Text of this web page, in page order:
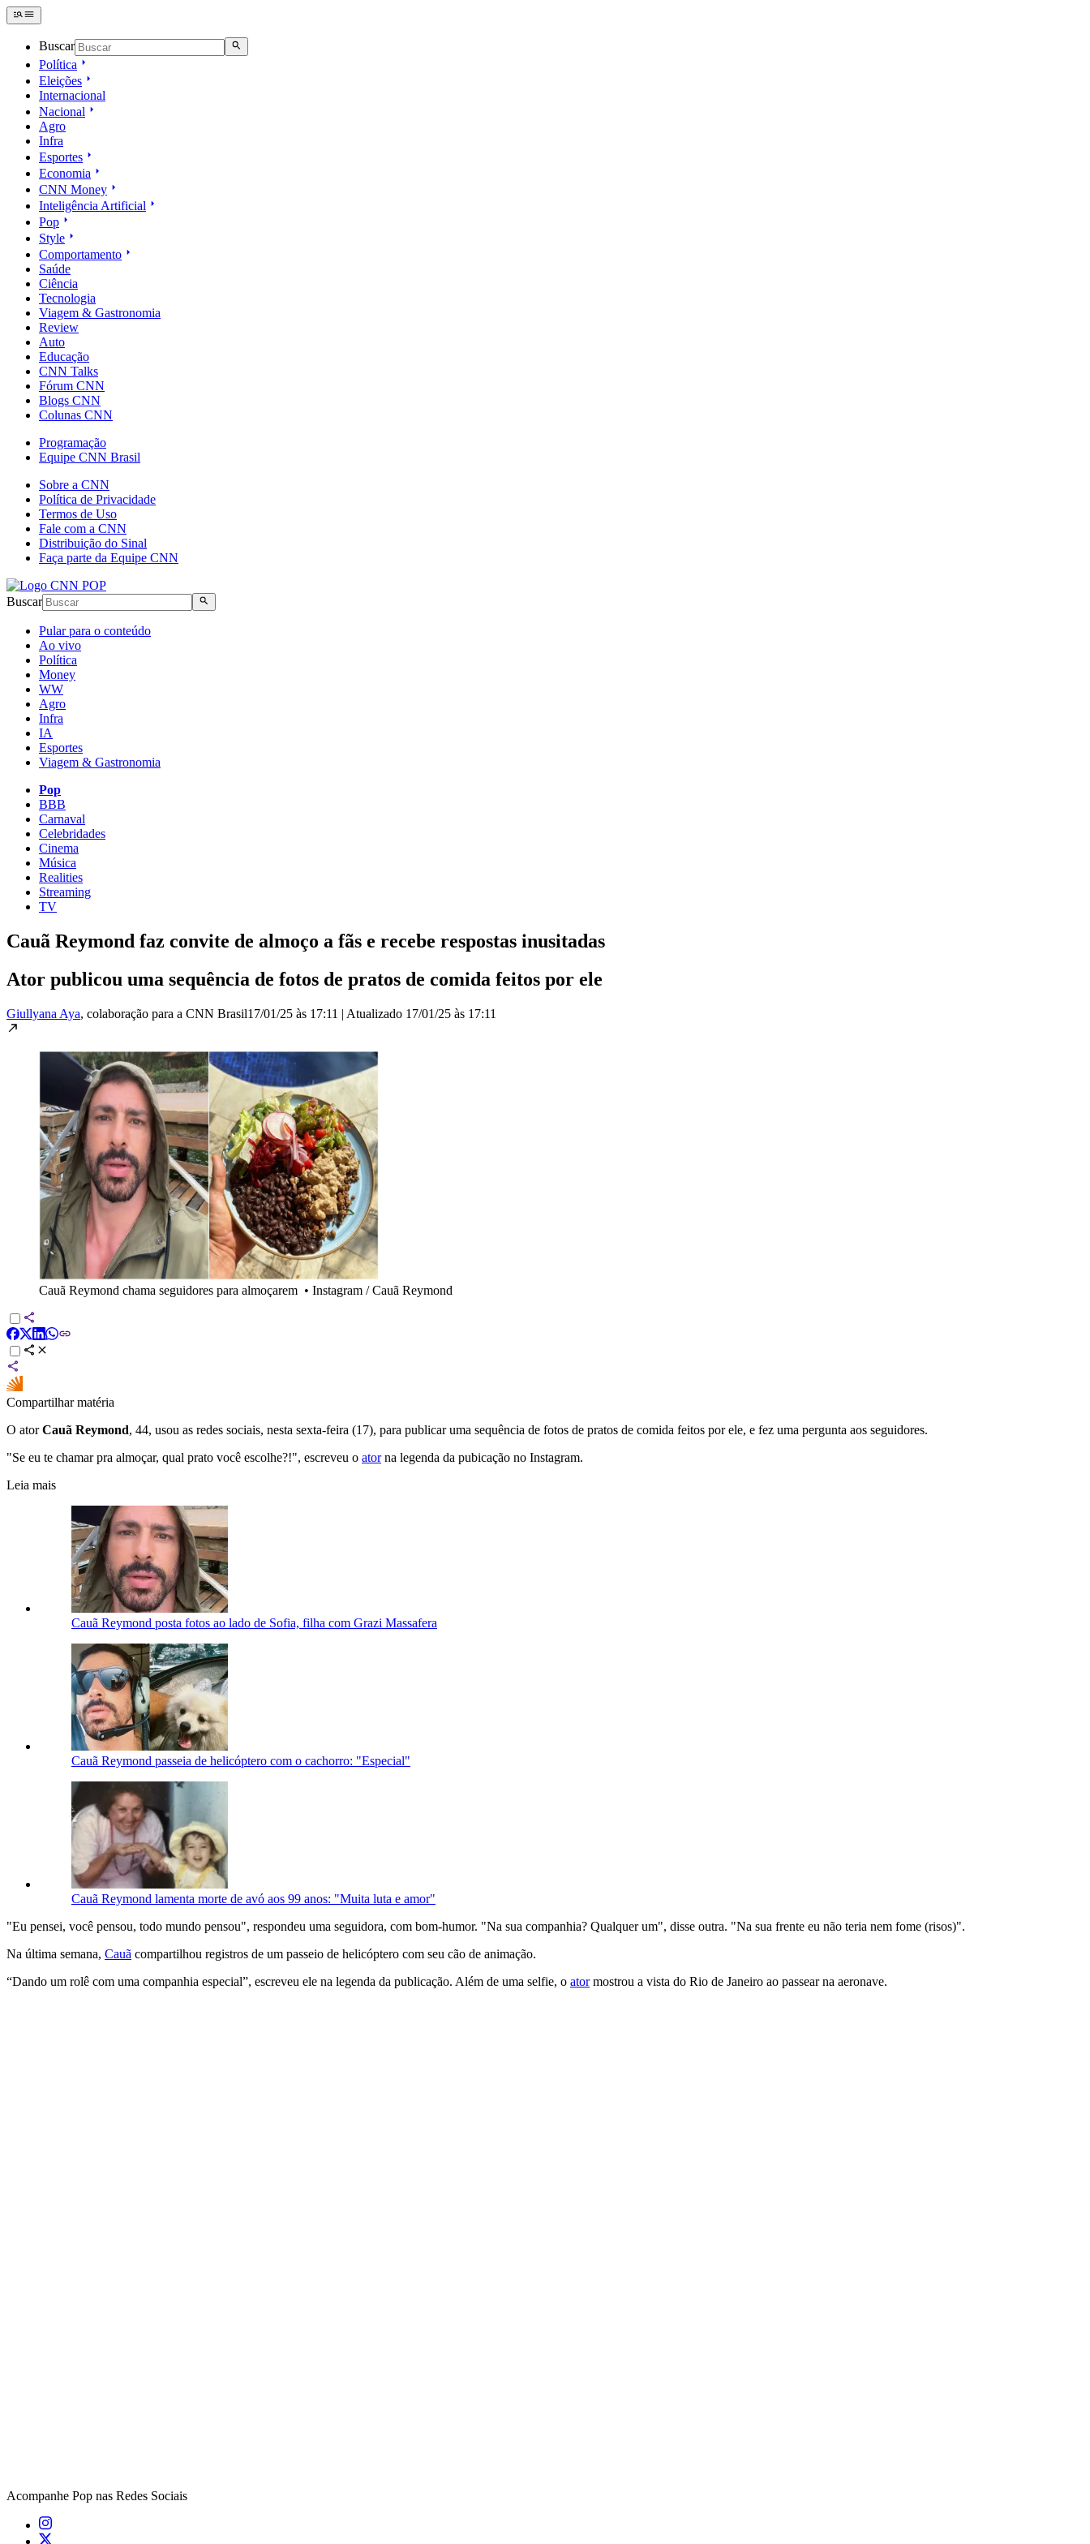
Buscar
Política
Eleições
Internacional
Nacional
Agro
Infra
Esportes
Economia
CNN Money
Inteligência Artificial
Pop
Style
Comportamento
Saúde
Ciência
Tecnologia
Viagem & Gastronomia
Review
Auto
Educação
CNN Talks
Fórum CNN
Blogs CNN
Colunas CNN
Programação
Equipe CNN Brasil
Sobre a CNN
Política de Privacidade
Termos de Uso
Fale com a CNN
Distribuição do Sinal
Faça parte da Equipe CNN
Buscar
Pular para o conteúdo
Ao vivo
Política
Money
WW
Agro
Infra
IA
Esportes
Viagem & Gastronomia
Pop
BBB
Carnaval
Celebridades
Cinema
Música
Realities
Streaming
TV
Cauã Reymond faz convite de almoço a fãs e recebe respostas inusitadas
Ator publicou uma sequência de fotos de pratos de comida feitos por ele
Giullyana Aya, colaboração para a CNN Brasil17/01/25 às 17:11 | Atualizado 17/01/25 às 17:11
Cauã Reymond chama seguidores para almoçarem • Instagram / Cauã Reymond
Compartilhar matéria
O atorCauã Reymond, 44, usou as redes sociais, nesta sexta-feira (17), para publicar uma sequência de fotos de pratos de comida feitos por ele, e fez uma pergunta aos seguidores.
"Se eu te chamar pra almoçar, qual prato você escolhe?!", escreveu o atorna legenda da pubicação no Instagram.
Leia mais
Cauã Reymond posta fotos ao lado de Sofia, filha com Grazi Massafera
Cauã Reymond passeia de helicóptero com o cachorro: "Especial"
Cauã Reymond lamenta morte de avó aos 99 anos: "Muita luta e amor"
"Eu pensei, você pensou, todo mundo pensou", respondeu uma seguidora, com bom-humor. "Na sua companhia? Qualquer um", disse outra. "Na sua frente eu não teria nem fome (risos)".
Na última semana, Cauã compartilhou registros de um passeio de helicóptero com seu cão de animação.
“Dando um rolê com uma companhia especial”, escreveu ele na legenda da publicação. Além de uma selfie, o atormostrou a vista do Rio de Janeiro ao passear na aeronave.
Acompanhe Pop nas Redes Sociais